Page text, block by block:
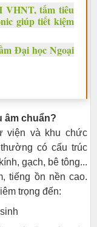
VHNT, tấm tiêu
giúp tiết kiệm
Đại học Ngoại
âm chuẩn?
viện và khu chức
có cấu trúc
gạch, bê tông...
tiếng ồn nền cao.
trọng đến: